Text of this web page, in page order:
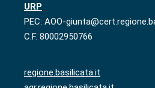
URP
PEC: AOO-
C.F. 80002950766
regione.basilicata.it